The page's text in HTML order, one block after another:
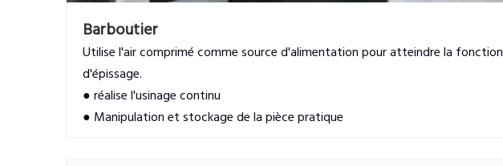
Barboutier
Utilise l'air comprimé comme source d'alimentation pour atteindre la fonction
d'épissage.
● réalise l'usinage continu
● Manipulation et stockage de la pièce pratique